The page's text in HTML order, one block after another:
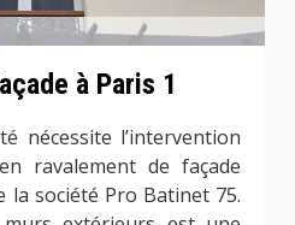
à Paris 1
nécessite l’intervention
ravalement de façade
la société Pro Batinet 75.